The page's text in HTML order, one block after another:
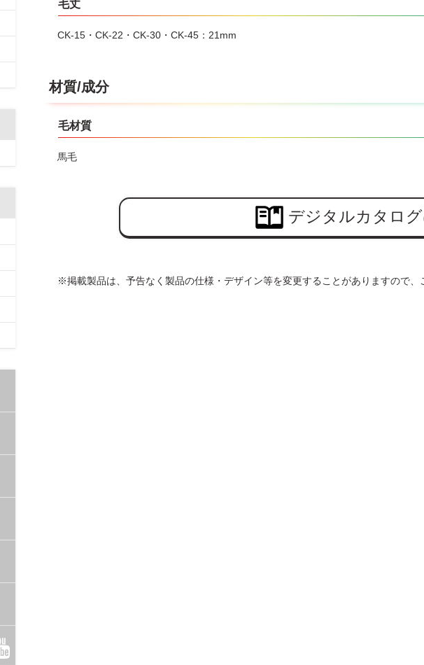
毛丈
CK-15・CK-22・CK-30・CK-45：21mm
材質/成分
毛材質
馬毛
デジタルカタロ
※掲載製品は、予告なく製品の仕様・デザイン等を変更することがありますので、